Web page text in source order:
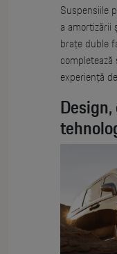
Suspensiile
a
brațe duble
experiență